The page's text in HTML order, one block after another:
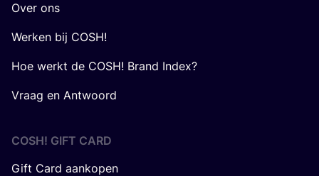
Over ons
Werken bij COSH!
Hoe werkt de COSH! Brand Index?
Vraag en Antwoord
COSH! GIFT CARD
Gift Card aankopen